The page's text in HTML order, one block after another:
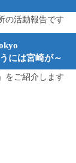
の活動報告です
には宮崎が～
をご紹介します